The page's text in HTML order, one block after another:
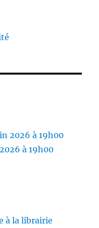
2026 à 19h00
à 19h00
à la librairie